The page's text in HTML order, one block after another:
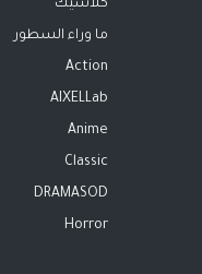
كلاسيك
ما وراء السطور
Action
AIXELLab
Anime
Classic
DRAMASOD
Horror